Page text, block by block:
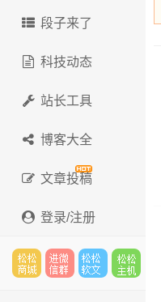
段子来了
科技动态
站长工具
博客大全
文章投稿
登录/注册